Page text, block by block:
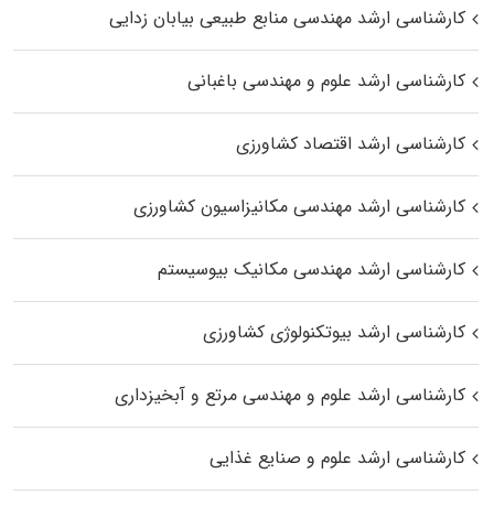
کارشناسی ارشد مهندسی منابع طبیعی بیابان زدایی
کارشناسی ارشد علوم و مهندسی باغبانی
کارشناسی ارشد اقتصاد کشاورزی
کارشناسی ارشد مهندسی مکانیزاسیون کشاورزی
کارشناسی ارشد مهندسی مکانیک بیوسیستم
کارشناسی ارشد بیوتکنولوژی کشاورزی
کارشناسی ارشد علوم و مهندسی مرتع و آبخیزداری
کارشناسی ارشد علوم و صنایع غذایی